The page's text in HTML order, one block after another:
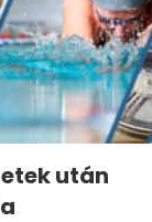
után